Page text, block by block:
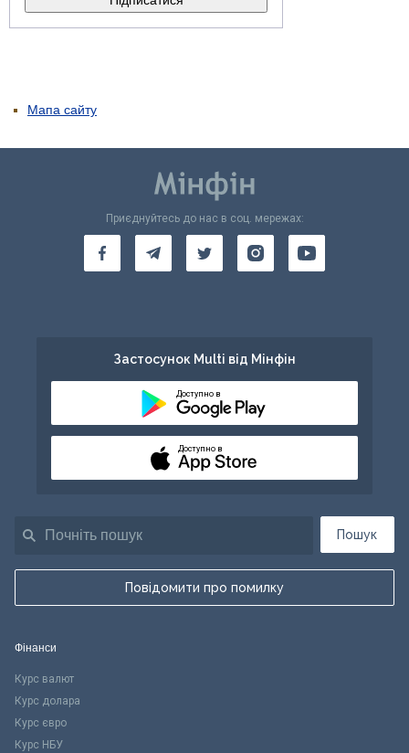
Мапа сайту
Пошук
Повідомити про помилку
Приєднуйтесь до нас в соц. мережах:
Застосунок Multi від Мінфін
Доступно в
Доступно в
Фінанси
Курс валют
Курс долара
Курс євро
Курс НБУ